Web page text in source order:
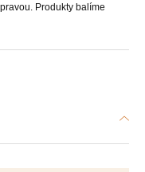
Produkty balíme